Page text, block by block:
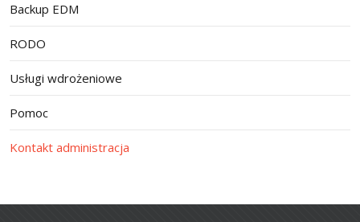
Backup EDM
RODO
Usługi wdrożeniowe
Pomoc
Kontakt administracja